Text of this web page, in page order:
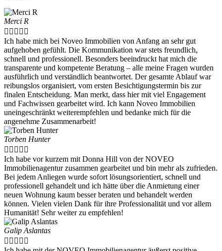
Merci R
    
Ich habe mich bei Noveo Immobilien von Anfang an sehr gut
aufgehoben gefühlt. Die Kommunikation war stets freundlich,
schnell und professionell. Besonders beeindruckt hat mich die
transparente und kompetente Beratung – alle meine Fragen wurden
ausführlich und verständlich beantwortet. Der gesamte Ablauf war
reibungslos organisiert, vom ersten Besichtigungstermin bis zur
finalen Entscheidung. Man merkt, dass hier mit viel Engagement
und Fachwissen gearbeitet wird. Ich kann Noveo Immobilien
uneingeschränkt weiterempfehlen und bedanke mich für die
angenehme Zusammenarbeit!
Torben Hunter
    
Ich habe vor kurzem mit Donna Hill von der NOVEO
Immobilienagentur zusammen gearbeitet und bin mehr als zufrieden.
Bei jedem Anliegen wurde sofort lösungsorientiert, schnell und
professionell gehandelt und ich hätte über die Anmietung einer
neuen Wohnung kaum besser beraten und behandelt werden
können. Vielen vielen Dank für ihre Professionalität und vor allem
Humanität! Sehr weiter zu empfehlen!
Galip Aslantas
    